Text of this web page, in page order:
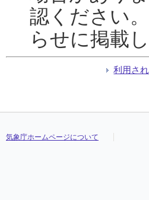
認ください
らせに掲載し
利用さ
気象庁ホームページについて